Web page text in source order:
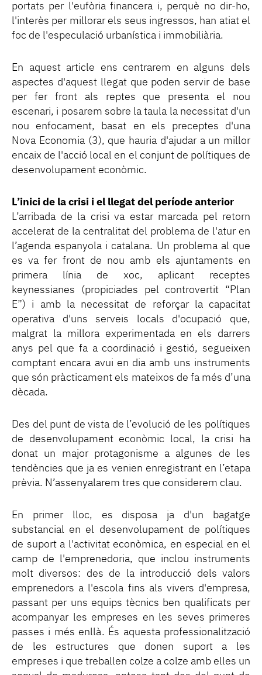
portats per l'eufòria financera i, perquè no dir-ho,
l'interès per millorar els seus ingressos, han atiat el
foc de l'especulació urbanística i immobiliària.
En aquest article ens centrarem en alguns dels
aspectes d'aquest llegat que poden servir de base
per fer front als reptes que presenta el nou
escenari, i posarem sobre la taula la necessitat d'un
nou enfocament, basat en els preceptes d'una
Nova Economia (3), que hauria d'ajudar a un millor
encaix de l'acció local en el conjunt de polítiques de
desenvolupament econòmic.
L’inici de la crisi i el llegat del període anterior
L’arribada de la crisi va estar marcada pel retorn
accelerat de la centralitat del problema de l'atur en
l’agenda espanyola i catalana. Un problema al que
es va fer front de nou amb els ajuntaments en
primera línia de xoc, aplicant receptes
keynessianes (propiciades pel controvertit “Plan
E”) i amb la necessitat de reforçar la capacitat
operativa d'uns serveis locals d'ocupació que,
malgrat la millora experimentada en els darrers
anys pel que fa a coordinació i gestió, segueixen
comptant encara avui en dia amb uns instruments
que són pràcticament els mateixos de fa més d’una
dècada.
Des del punt de vista de l’evolució de les polítiques
de desenvolupament econòmic local, la crisi ha
donat un major protagonisme a algunes de les
tendències que ja es venien enregistrant en l’etapa
prèvia. N’assenyalarem tres que considerem clau.
En primer lloc, es disposa ja d'un bagatge
substancial en el desenvolupament de polítiques
de suport a l'activitat econòmica, en especial en el
camp de l'emprenedoria, que inclou instruments
molt diversos: des de la introducció dels valors
emprenedors a l'escola fins als vivers d'empresa,
passant per uns equips tècnics ben qualificats per
acompanyar les empreses en les seves primeres
passes i més enllà. És aquesta professionalització
de les estructures que donen suport a les
empreses i que treballen colze a colze amb elles un